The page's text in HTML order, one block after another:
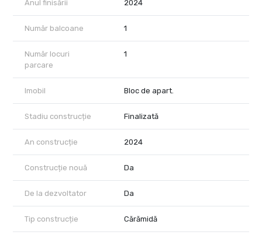
Anul finisării 2024
Număr balcoane 1
Număr locuri
parcare
1
Imobil Bloc de apart.
Stadiu construcție Finalizată
An construcție 2024
Construcție nouă Da
De la dezvoltator Da
Tip construcție Cărămidă